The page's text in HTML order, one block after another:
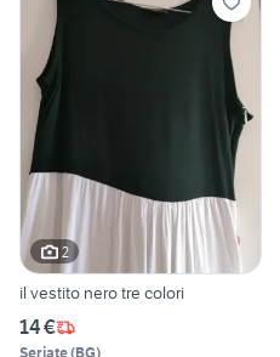
2
il vestito nero tre colori
14 €
Seriate(BG)